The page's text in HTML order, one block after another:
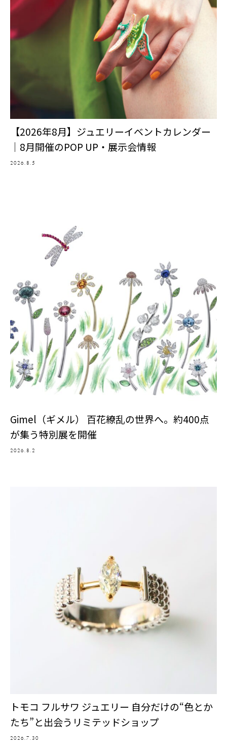
【2026年8月】ジュエリーイベントカレンダー
｜8月開催のPOP UP・展示会情報
2026.8.5
Gimel（ギメル） 百花繚乱の世界へ。約400点
が集う特別展を開催
2026.8.2
トモコ フルサワ ジュエリー 自分だけの“色とか
たち”と出会うリミテッドショップ
2026.7.30